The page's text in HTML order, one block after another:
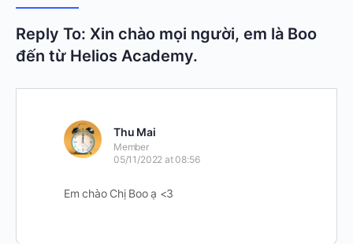
Reply To: Xin chào mọi người, em là Boo
đến từ Helios Academy.
Thu Mai
Member
05/11/2022 at 08:56
Em chào Chị Boo ạ <3